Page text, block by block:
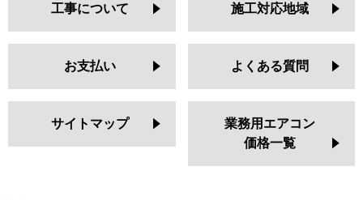
工事について 施工対応地域
お支払い よくある質問
サイトマップ
業務用エアコン
価格一覧